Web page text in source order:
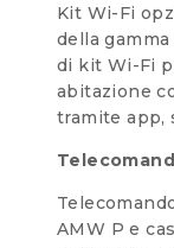
Kit Wi-Fi
della
di kit Wi-Fi
abitazione
tramite app,
AMW P e